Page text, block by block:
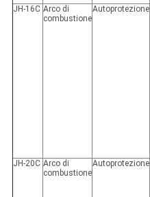
JH-16C Arco di
combustione
Autoprotezione
JH-20C Arco di
combustione
Autoprotezione